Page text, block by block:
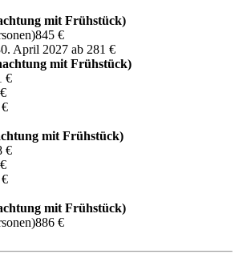
mit Frühstück)
845 €
April 2027 ab 281 €
mit Frühstück)
€
mit Frühstück)
€
mit Frühstück)
886 €